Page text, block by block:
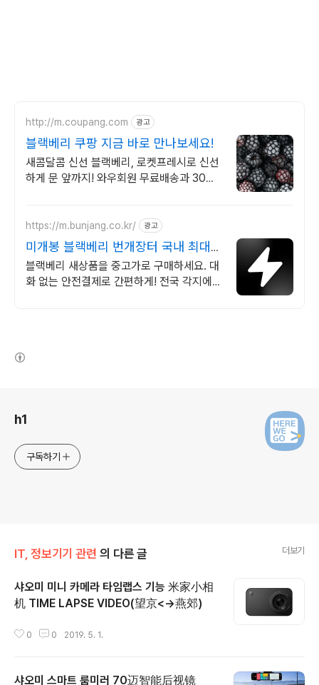
http://m.coupang.com 광고
블랙베리 쿠팡 지금 바로 만나보세요!
새콤달콤 신선 블랙베리, 로켓프레시로 신선
하게 문 앞까지! 와우회원 무료배송과 30일
https://m.bunjang.co.kr/ 광고
미개봉 블랙베리 번개장터 국내 최대
브랜드 중고거래
블랙베리 새상품을 중고가로 구매하세요. 대
화 없는 안전결제로 간편하게! 전국 각지에서
h1
구독하기
IT, 정보기기 관련 의 다른 글 더보기
샤오미 미니 카메라 타임랩스 기능 米家小相
机 TIME LAPSE VIDEO(望京<->燕郊)
0 0 2019. 5. 1.
샤오미 스마트 룸미러 70迈智能后视镜